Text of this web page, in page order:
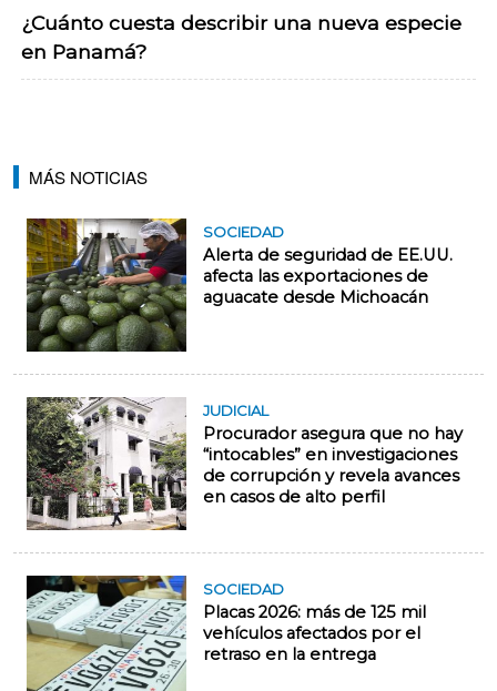
¿Cuánto cuesta describir una nueva especie
en Panamá?
MÁS NOTICIAS
SOCIEDAD
Alerta de seguridad de EE.UU.
afecta las exportaciones de
aguacate desde Michoacán
JUDICIAL
Procurador asegura que no hay
“intocables” en investigaciones
de corrupción y revela avances
en casos de alto perfil
SOCIEDAD
Placas 2026: más de 125 mil
vehículos afectados por el
retraso en la entrega